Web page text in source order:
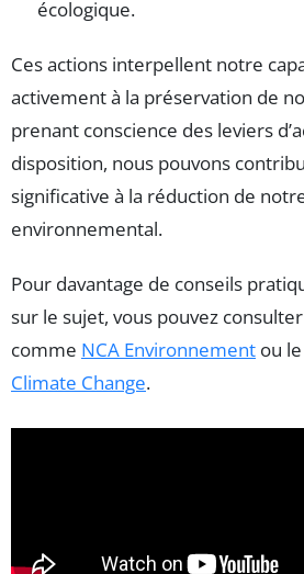
écologique.
Ces actions interpellent notre
activement à la préservation de
prenant conscience des leviers
disposition, nous pouvons
significative à la réduction de
environnemental.
Pour davantage de conseils
sur le sujet, vous pouvez
comme NCA Environnement ou
Climate Change.